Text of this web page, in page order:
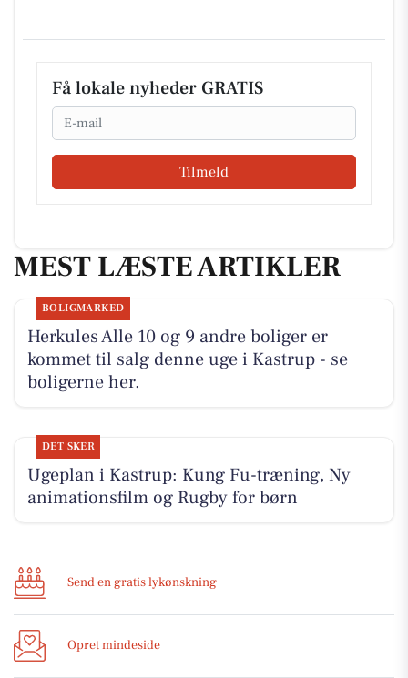
Få lokale nyheder GRATIS
Email
Tilmeld
MEST LÆSTE ARTIKLER
BOLIGMARKED
Herkules Alle 10 og 9 andre boliger er
kommet til salg denne uge i Kastrup - se
boligerne her.
DET SKER
Ugeplan i Kastrup: Kung Fu-træning, Ny
animationsfilm og Rugby for børn
Send en gratis lykønskning
Opret mindeside